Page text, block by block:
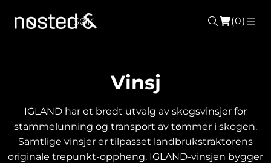
Søk
(0)
Vinsj
IGLAND har et bredt utvalg av skogsvinsjer for
stammelunning og transport av tømmer i skogen.
Samtlige vinsjer er tilpasset landbrukstraktorens
originale trepunkt-oppheng. IGLAND-vinsjen bygger